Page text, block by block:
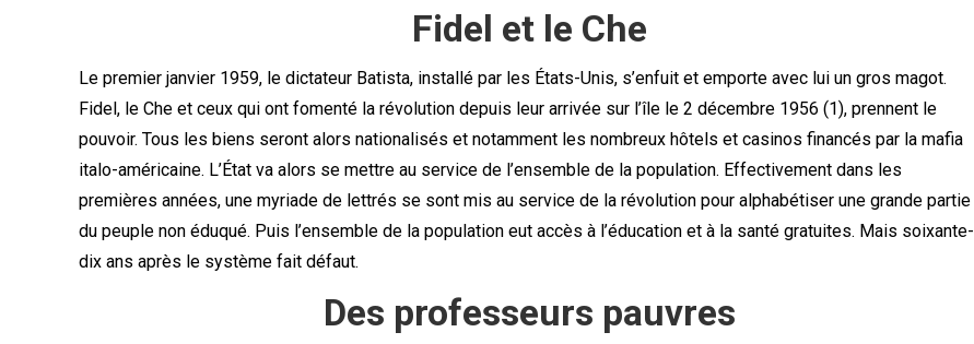
Fidel et le Che
Le premier janvier 1959, le dictateur Batista, installé par les États-Unis, s’enfuit et emporte avec lui un gros magot.
Fidel, le Che et ceux qui ont fomenté la révolution depuis leur arrivée sur l’île le 2 décembre 1956 (1), prennent le
pouvoir. Tous les biens seront alors nationalisés et notamment les nombreux hôtels et casinos financés par la mafia
italo-américaine. L’État va alors se mettre au service de l’ensemble de la population. Effectivement dans les
premières années, une myriade de lettrés se sont mis au service de la révolution pour alphabétiser une grande partie
du peuple non éduqué. Puis l’ensemble de la population eut accès à l’éducation et à la santé gratuites. Mais soixante-
dix ans après le système fait défaut.
Des professeurs pauvres